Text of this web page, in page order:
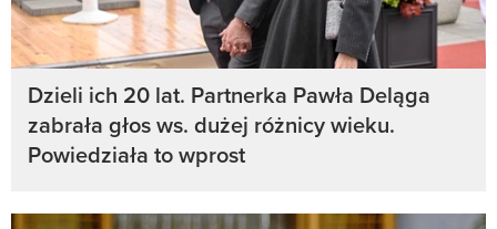
Dzieli ich 20 lat. Partnerka Pawła Deląga
zabrała głos ws. dużej różnicy wieku.
Powiedziała to wprost